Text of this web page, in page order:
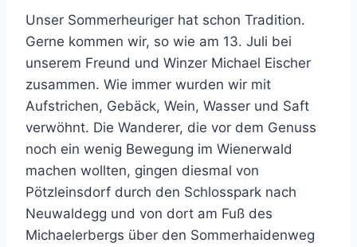
Unser Sommerheuriger hat schon Tradition.
Gerne kommen wir, so wie am 13. Juli bei
unserem Freund und Winzer Michael Eischer
zusammen. Wie immer wurden wir mit
Aufstrichen, Gebäck, Wein, Wasser und Saft
verwöhnt. Die Wanderer, die vor dem Genuss
noch ein wenig Bewegung im Wienerwald
machen wollten, gingen diesmal von
Pötzleinsdorf durch den Schlosspark nach
Neuwaldegg und von dort am Fuß des
Michaelerbergs über den Sommerhaidenweg